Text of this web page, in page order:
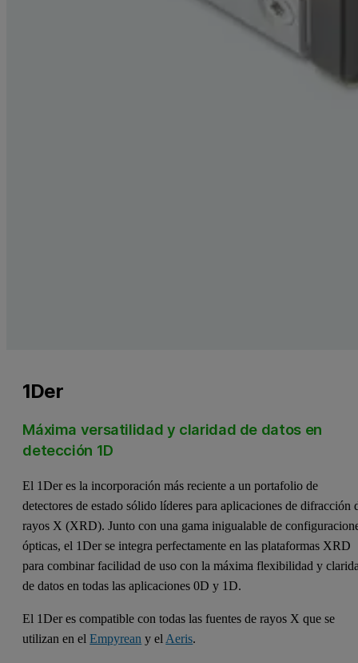
1Der
Máxima versatilidad y claridad de datos en
detección 1D
El 1Der es la incorporación más reciente a un portafolio de
detectores de estado sólido líderes para aplicaciones de difracción
rayos X (XRD). Junto con una gama inigualable de
ópticas, el 1Der se integra perfectamente en las plataformas XRD
para combinar facilidad de uso con la máxima flexibilidad y
de datos en todas las aplicaciones 0D y 1D.
El 1Der es compatible con todas las fuentes de rayos X que se
utilizan en elEmpyrean y elAeris.